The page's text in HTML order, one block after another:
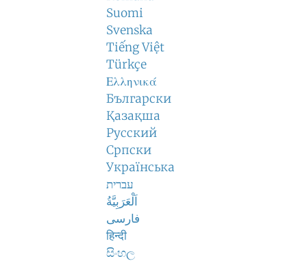
Suomi
Svenska
Tiếng Việt
Türkçe
Ελληνικά
Български
Қазақша
Русский
Српски
Українська
עברית
اَلْعَرَبِيَّةُ
فارسی
हिन्दी
සිංහල